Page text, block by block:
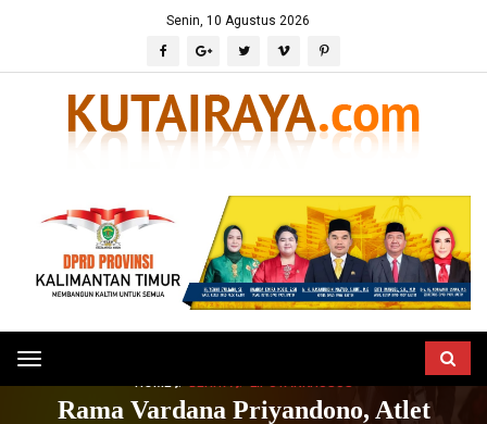
Senin, 10 Agustus 2026
Toggle
navigation
Rama Vardana Priyandono, Atlet